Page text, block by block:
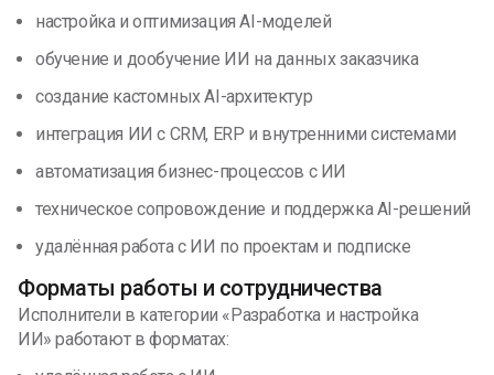
настройка и оптимизация AI-моделей
обучение и дообучение ИИ на данных заказчика
создание кастомных AI-архитектур
интеграция ИИ с CRM, ERP и внутренними системами
автоматизация бизнес-процессов с ИИ
техническое сопровождение и поддержка AI-решений
удалённая работа с ИИ по проектам и подписке
Форматы работы и сотрудничества
Исполнители в категории «Разработка и настройка
ИИ» работают в форматах: